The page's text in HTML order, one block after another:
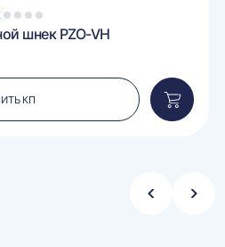
2 3 4 5
шнек PZO-VH
КП
в
Стрелка